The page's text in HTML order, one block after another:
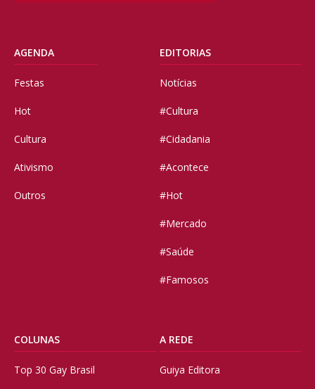
AGENDA
Festas
Hot
Cultura
Ativismo
Outros
EDITORIAS
Notícias
#Cultura
#Cidadania
#Acontece
#Hot
#Mercado
#Saúde
#Famosos
COLUNAS
Top 30 Gay Brasil
A REDE
Guiya Editora